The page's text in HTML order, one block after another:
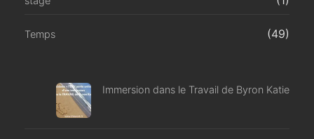
Temps (49)
Immersion dans le Travail de Byron Katie